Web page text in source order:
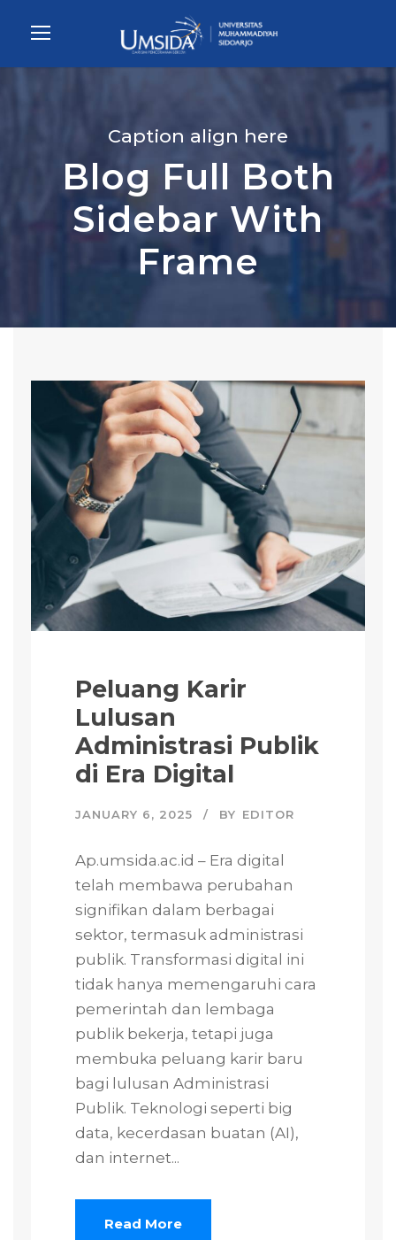
Caption align here
Blog Full Both
Sidebar With
Frame
Peluang Karir
Lulusan
Administrasi Publik
di Era Digital
JANUARY 6, 2025 BY EDITOR
Ap.umsida.ac.id – Era digital
telah membawa perubahan
signifikan dalam berbagai
sektor, termasuk administrasi
publik. Transformasi digital ini
tidak hanya memengaruhi cara
pemerintah dan lembaga
publik bekerja, tetapi juga
membuka peluang karir baru
bagi lulusan Administrasi
Publik. Teknologi seperti big
data, kecerdasan buatan (AI),
dan internet...
Read More